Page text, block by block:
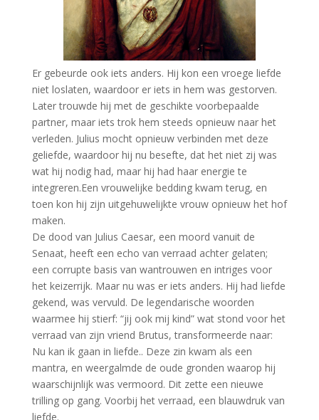
Er gebeurde ook iets anders. Hij kon een vroege liefde
niet loslaten, waardoor er iets in hem was gestorven.
Later trouwde hij met de geschikte voorbepaalde
partner, maar iets trok hem steeds opnieuw naar het
verleden. Julius mocht opnieuw verbinden met deze
geliefde, waardoor hij nu besefte, dat het niet zij was
wat hij nodig had, maar hij had haar energie te
integreren.Een vrouwelijke bedding kwam terug, en
toen kon hij zijn uitgehuwelijkte vrouw opnieuw het hof
maken.
De dood van Julius Caesar, een moord vanuit de
Senaat, heeft een echo van verraad achter gelaten;
een corrupte basis van wantrouwen en intriges voor
het keizerrijk. Maar nu was er iets anders. Hij had liefde
gekend, was vervuld. De legendarische woorden
waarmee hij stierf: “jij ook mij kind” wat stond voor het
verraad van zijn vriend Brutus, transformeerde naar:
Nu kan ik gaan in liefde.. Deze zin kwam als een
mantra, en weergalmde de oude gronden waarop hij
waarschijnlijk was vermoord. Dit zette een nieuwe
trilling op gang. Voorbij het verraad, een blauwdruk van
liefde.